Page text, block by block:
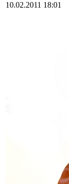
10.02.2011 18:01